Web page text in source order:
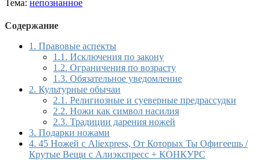
Тема: непознанное
Содержание
1. Правовые аспекты
1.1. Исключения по закону
1.2. Ограничения по возрасту
1.3. Обязательное уведомление
2. Культурные обычаи
2.1. Религиозные и суеверные предрассудки
2.2. Ножи как символ насилия
2.3. Традиции дарения ножей
3. Подарки ножами
4. 45 Ножей с Aliexpress, От Которых Ты Офигеешь /
Крутые Вещи с Алиэкспресс + КОНКУРС